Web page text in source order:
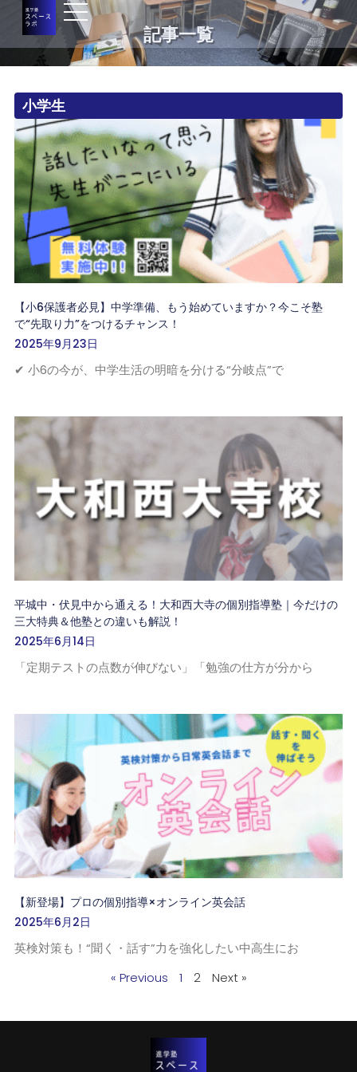
記事一覧
小学生
【小6保護者必見】中学準備、もう始めていますか？今こそ塾
で“先取り力”をつけるチャンス！
2025年9月23日
✔ 小6の今が、中学生活の明暗を分ける“分岐点”で
平城中・伏見中から通える！大和西大寺の個別指導塾｜今だけの
三大特典＆他塾との違いも解説！
2025年6月14日
「定期テストの点数が伸びない」「勉強の仕方が分から
【新登場】プロの個別指導×オンライン英会話
2025年6月2日
英検対策も！“聞く・話す”力を強化したい中高生にお
« Previous
1 2 Next »